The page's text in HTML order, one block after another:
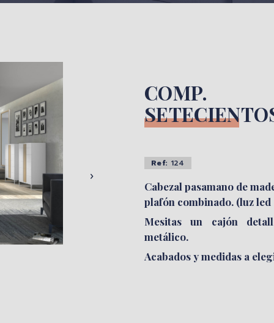
ABATIBLE
SILLAS
›
COMP.
Ref: 124
Cabezal pasamano de
plafón combinado. (luz
Mesitas un cajón
metálico.
Acabados y medidas a